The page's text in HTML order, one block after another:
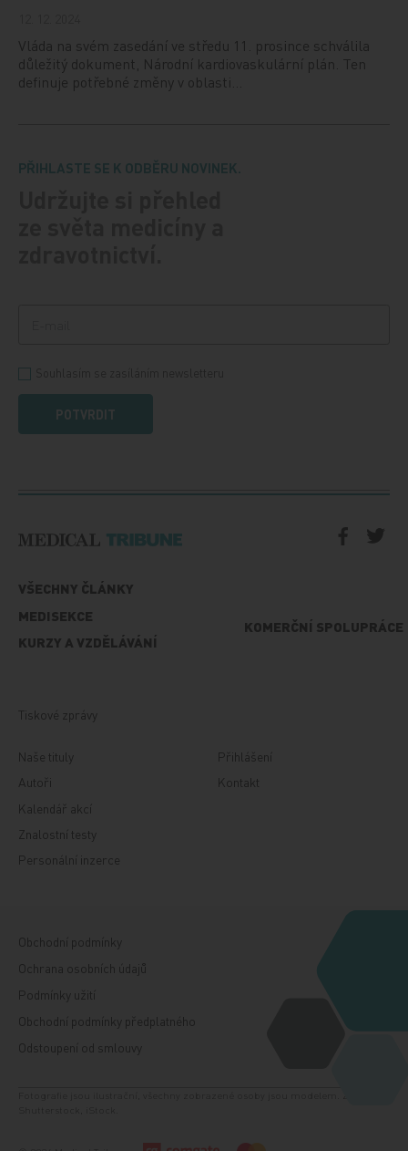
Vláda na svém zasedání ve středu 11. prosince schválila
důležitý dokument, Národní kardiovaskulární plán. Ten
definuje potřebné změny v oblasti…
PŘIHLASTE SE K ODBĚRU NOVINEK.
POTVRDIT
VŠECHNY ČLÁNKY
MEDISEKCE
KURZY A VZDĚLÁVÁNÍ
KOMERČNÍ SPOLUPRÁCE
Tiskové zprávy
Naše tituly
Autoři
Kalendář akcí
Znalostní testy
Personální inzerce
Přihlášení
Kontakt
Obchodní podmínky
Ochrana osobních údajů
Podmínky užití
Obchodní podmínky předplatného
Odstoupení od smlouvy